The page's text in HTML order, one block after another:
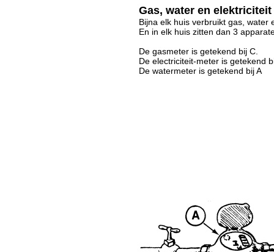
Gas, water en elektriciteit
Bijna elk huis verbruikt gas, water
En in elk huis zitten dan 3
De gasmeter is getekend bij C.
De electriciteit-meter is getekend
De watermeter is getekend bij A